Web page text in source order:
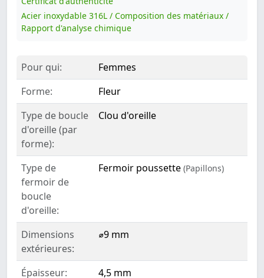
Acier inoxydable 316L / Composition des matériaux /
Rapport d'analyse chimique
Pour qui:
Femmes
Forme:
Fleur
Type de boucle
d'oreille (par
forme):
Clou d'oreille
Type de
fermoir de
boucle
d'oreille:
Fermoir poussette (Papillons)
Dimensions
extérieures:
⌀9 mm
Épaisseur:
4,5 mm